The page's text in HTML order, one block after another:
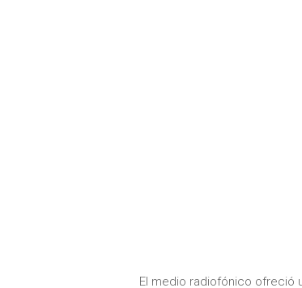
El medio radiofónico ofreció